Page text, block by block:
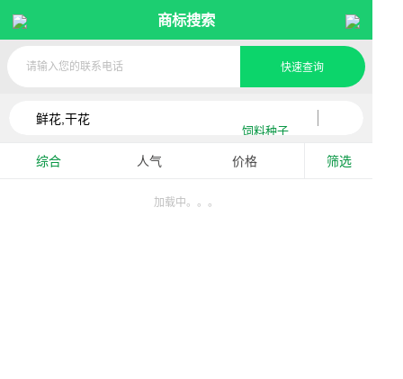
商标搜索
快速查询
饲料种子
筛选
综合 人气 价格
加载中。。。